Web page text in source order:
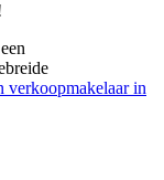
verkoopmakelaar in